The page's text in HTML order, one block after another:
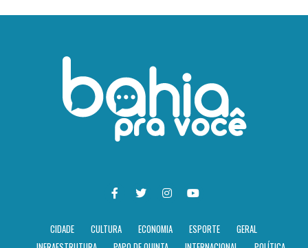
CIDADE CULTURA ECONOMIA ESPORTE
GERAL